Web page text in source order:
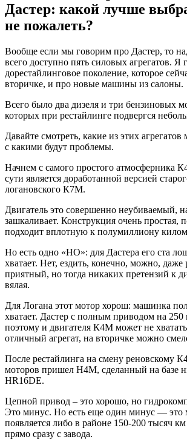
Дастер: какой лучше
не пожалеть?
Вообще если мы говорим про Дастер, то
всего доступно пять силовых агрегатов. Я
дорестайлинговое поколение, которое
вторичке, и про новые машины из салоны.
Всего было два дизеля и три бензиновых
которых при рестайлинге подвергся
Давайте смотреть, какие из этих
с какими будут проблемы.
Начнем с самого простого атмосферника
сути является доработанной версией
логановского К7М.
Двигатель это совершенно неубиваемый,
зашкаливает. Конструкция очень простая,
подходит вплотную к полумиллиону
Но есть одно «НО»: для Дастера его ста
хватает. Нет, ездить, конечно, можно, даже
приятный, но тогда никаких претензий к
вялая.
Для Логана этот мотор хорош: машинка
хватает. Дастер с полным приводом на 250
поэтому и двигателя К4М может не
отличный агрегат, на вторичке можно
После рестайлинга на смену реновскому
моторов пришел Н4М, сделанный на базе
HR16DE.
Цепной привод – это хорошо, но
Это минус. Но есть еще один минус — это
появляется либо в районе 150-200 тысяч
прямо сразу с завода.